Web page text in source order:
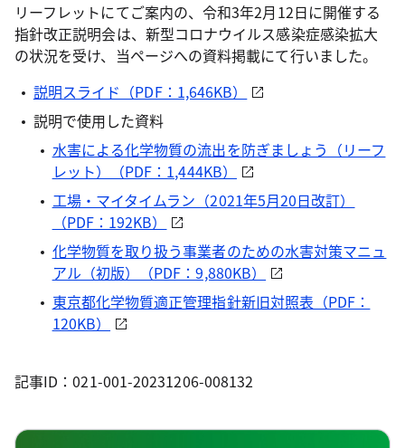
リーフレットにてご案内の、令和3年2月12日に開催する
指針改正説明会は、新型コロナウイルス感染症感染拡大
の状況を受け、当ページへの資料掲載にて行いました。
説明スライド（PDF：1,646KB）
説明で使用した資料
水害による化学物質の流出を防ぎましょう（リーフ
レット）（PDF：1,444KB）
工場・マイタイムラン（2021年5月20日改訂）
（PDF：192KB）
化学物質を取り扱う事業者のための水害対策マニュ
アル（初版）（PDF：9,880KB）
東京都化学物質適正管理指針新旧対照表（PDF：
120KB）
記事ID：021-001-20231206-008132